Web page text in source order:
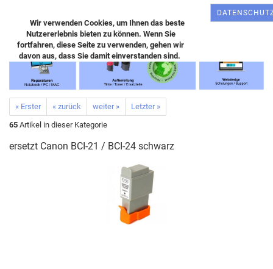
Wir verwenden Cookies, um Ihnen das beste
Nutzererlebnis bieten zu können. Wenn Sie
fortfahren, diese Seite zu verwenden, gehen wir
davon aus, dass Sie damit einverstanden sind.
« Erster « zurück weiter »
Letzter »
65 Artikel in dieser Kategorie
ersetzt Canon BCI-21 / BCI-24 schwarz